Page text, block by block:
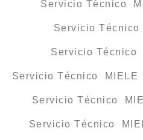
Servicio Técnico
Servicio
Servicio Técnico
Servicio Técnico MIELE
Servicio Técnico
Servicio Técnico